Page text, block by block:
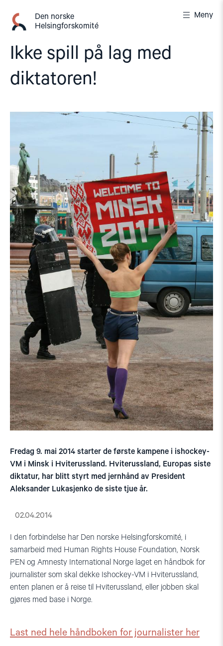
innhold
Den norske
Helsingforskomité
Meny
Ikke spill på lag med
diktatoren!
Fredag 9. mai 2014 starter de første kampene i ishockey-
VM i Minsk i Hviterussland. Hviterussland, Europas siste
diktatur, har blitt styrt med jernhånd av President
Aleksander Lukasjenko de siste tjue år.
02.04.2014
I den forbindelse har Den norske Helsingforskomité, i
samarbeid med Human Rights House Foundation, Norsk
PEN og Amnesty International Norge laget en håndbok for
journalister som skal dekke Ishockey-VM i Hviterussland,
enten planen er å reise til Hviterussland, eller jobben skal
gjøres med base i Norge.
Last ned hele håndboken for journalister her